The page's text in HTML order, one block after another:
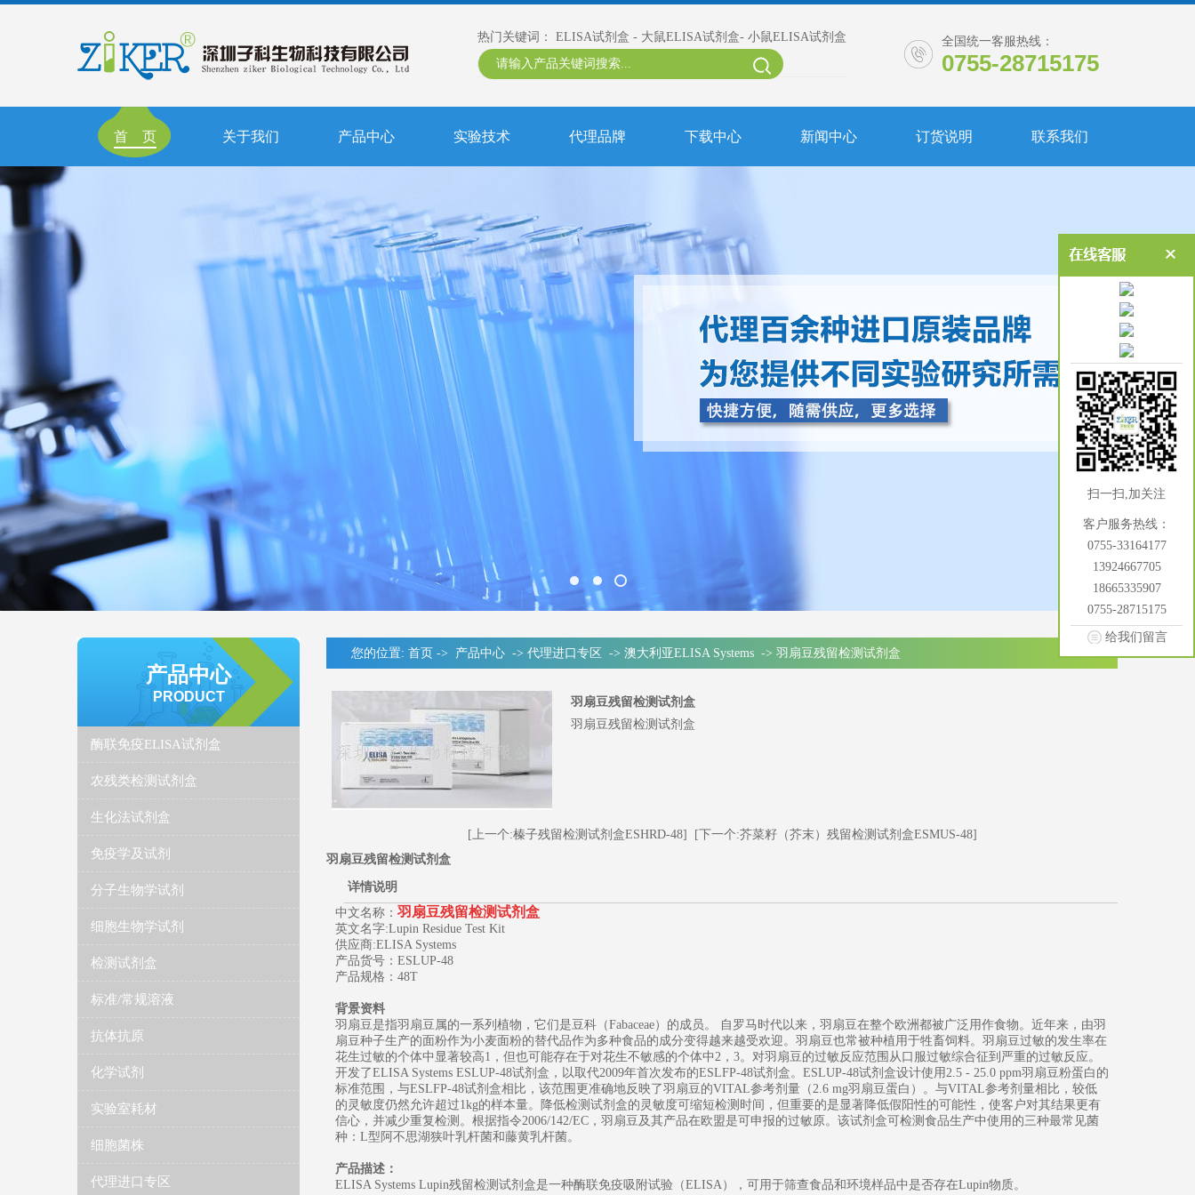
热门关键词： ELISA试剂盒 - 大鼠ELISA试剂盒- 小鼠ELISA试剂盒 全国统一客服热线：
0755-28715175
首 页 关于我们 产品中心 实验技术 代理品牌 下载中心 新闻中心 订货说明 联系我们
1 3
产品中心
PRODUCT
酶联免疫ELISA试剂盒
农残类检测试剂盒
生化法试剂盒
免疫学及试剂
分子生物学试剂
细胞生物学试剂
检测试剂盒
标准/常规溶液
抗体抗原
化学试剂
实验室耗材
细胞菌株
代理进口专区
您的位置: 首页 -> 产品中心 -> 代理进口专区 -> 澳大利亚ELISA Systems -> 羽扇豆残留检测试剂盒
羽扇豆残留检测试剂盒
羽扇豆残留检测试剂盒
[上一个:榛子残留检测试剂盒ESHRD-48]
[下一个:芥菜籽（芥末）残留检测试剂盒ESMUS-48]
羽扇豆残留检测试剂盒
详情说明
中文名称： 羽扇豆残留检测试剂盒
英文名字:Lupin Residue Test Kit
供应商:ELISA Systems
产品货号：ESLUP-48
产品规格：48T
背景资料
羽扇豆是指羽扇豆属的一系列植物，它们是豆科（Fabaceae）的成员。 自罗马时代以来，羽扇豆在整个欧洲都被广泛用作食物。近年来，由羽
扇豆种子生产的面粉作为小麦面粉的替代品作为多种食品的成分变得越来越受欢迎。羽扇豆也常被种植用于牲畜饲料。羽扇豆过敏的发生率在
花生过敏的个体中显著较高1，但也可能存在于对花生不敏感的个体中2，3。对羽扇豆的过敏反应范围从口服过敏综合征到严重的过敏反应。
开发了ELISA Systems ESLUP-48试剂盒，以取代2009年首次发布的ESLFP-48试剂盒。ESLUP-48试剂盒设计使用2.5 - 25.0 ppm羽扇豆粉蛋白的
标准范围，与ESLFP-48试剂盒相比，该范围更准确地反映了羽扇豆的VITAL参考剂量（2.6 mg羽扇豆蛋白）。与VITAL参考剂量相比，较低
的灵敏度仍然允许超过1kg的样本量。降低检测试剂盒的灵敏度可缩短检测时间，但重要的是显著降低假阳性的可能性，使客户对其结果更有
信心，并减少重复检测。根据指令2006/142/EC，羽扇豆及其产品在欧盟是可申报的过敏原。该试剂盒可检测食品生产中使用的三种最常见菌
种：L型阿不思湖狭叶乳杆菌和藤黄乳杆菌。
产品描述：
ELISA Systems Lupin残留检测试剂盒是一种酶联免疫吸附试验（ELISA），可用于筛查食品和环境样品中是否存在Lupin物质。
扫一扫,加关注
客户服务热线：
0755-33164177
13924667705
18665335907
0755-28715175
给我们留言